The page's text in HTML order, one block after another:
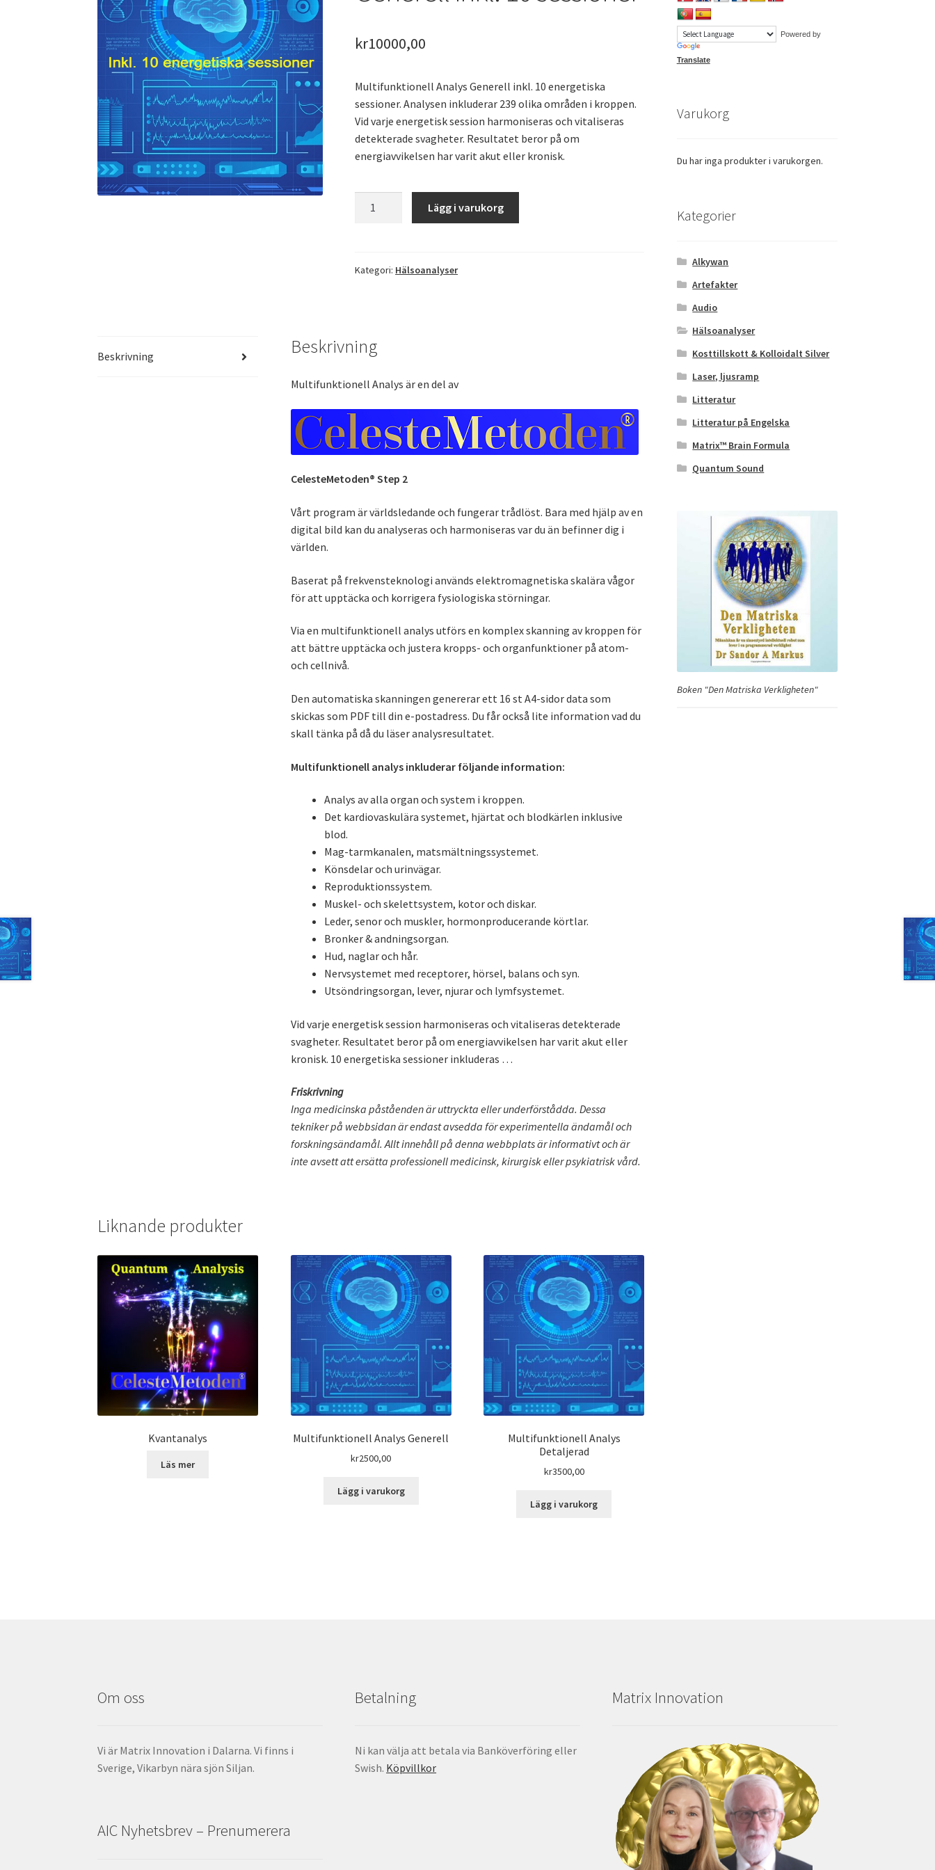
kr10000,00
Multifunktionell Analys Generell inkl. 10 energetiska
sessioner. Analysen inkluderar 239 olika områden i kroppen.
Vid varje energetisk session harmoniseras och vitaliseras
detekterade svagheter. Resultatet beror på om
energiavvikelsen har varit akut eller kronisk.
10
Lägg i varukorg
Kategori: Hälsoanalyser
Beskrivning Beskrivning
Multifunktionell Analys är en del av
CelesteMetoden® Step 2
Vårt program är världsledande och fungerar trådlöst. Bara med hjälp av en
digital bild kan du analyseras och harmoniseras var du än befinner dig i
världen.
Baserat på frekvensteknologi används elektromagnetiska skalära vågor
för att upptäcka och korrigera fysiologiska störningar.
Via en multifunktionell analys utförs en komplex skanning av kroppen för
att bättre upptäcka och justera kropps- och organfunktioner på atom-
och cellnivå.
Den automatiska skanningen genererar ett 16 st A4-sidor data som
skickas som PDF till din e-postadress. Du får också lite information vad du
skall tänka på då du läser analysresultatet.
Multifunktionell analys inkluderar följande information:
Analys av alla organ och system i kroppen.
Det kardiovaskulära systemet, hjärtat och blodkärlen inklusive
blod.
Mag-tarmkanalen, matsmältningssystemet.
Könsdelar och urinvägar.
Reproduktionssystem.
Muskel- och skelettsystem, kotor och diskar.
Leder, senor och muskler, hormonproducerande körtlar.
Bronker & andningsorgan.
Hud, naglar och hår.
Nervsystemet med receptorer, hörsel, balans och syn.
Utsöndringsorgan, lever, njurar och lymfsystemet.
Vid varje energetisk session harmoniseras och vitaliseras detekterade
svagheter. Resultatet beror på om energiavvikelsen har varit akut eller
kronisk. 10 energetiska sessioner inkluderas …
Friskrivning
Inga medicinska påståenden är uttryckta eller underförstådda. Dessa
tekniker på webbsidan är endast avsedda för experimentella ändamål och
forskningsändamål. Allt innehåll på denna webbplats är informativt och är
inte avsett att ersätta professionell medicinsk, kirurgisk eller psykiatrisk vård.
Liknande produkter
Kvantanalys
Läs mer
Multifunktionell Analys Generell
kr2500,00
Lägg i varukorg
Multifunktionell Analys
Detaljerad
kr3500,00
Lägg i varukorg
Powered by
Translate
Varukorg
Du har inga produkter i varukorgen.
Kategorier
Alkywan
Artefakter
Audio
Hälsoanalyser
Kosttillskott & Kolloidalt Silver
Laser, ljusramp
Litteratur
Litteratur på Engelska
Matrix™ Brain Formula
Quantum Sound
Boken "Den Matriska Verkligheten"
Om oss
Vi är Matrix Innovation i Dalarna. Vi finns i
Sverige, Vikarbyn nära sjön Siljan.
AIC Nyhetsbrev – Prenumerera
Betalning
Ni kan välja att betala via Banköverföring eller
Swish. Köpvillkor
Matrix Innovation